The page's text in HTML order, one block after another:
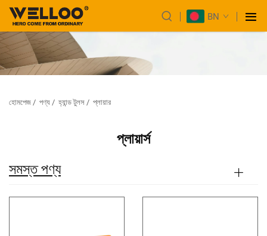
BN
হোমপেজ / পণ্য / হ্যান্ড টুলস / প্লায়ার
প্লায়ার্স
সমস্ত পণ্য